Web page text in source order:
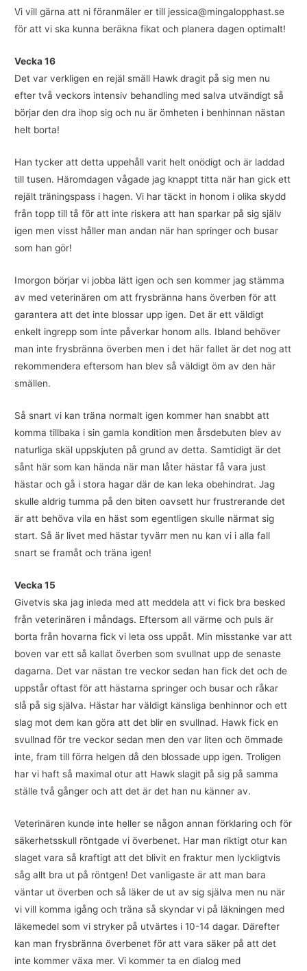
Vi vill gärna att ni föranmäler er till jessica@mingalopphast.se
för att vi ska kunna beräkna fikat och planera dagen optimalt!
Vecka 16
Det var verkligen en rejäl smäll Hawk dragit på sig men nu
efter två veckors intensiv behandling med salva utvändigt så
börjar den dra ihop sig och nu är ömheten i benhinnan nästan
helt borta!
Han tycker att detta uppehåll varit helt onödigt och är laddad
till tusen. Häromdagen vågade jag knappt titta när han gick ett
rejält träningspass i hagen. Vi har täckt in honom i olika skydd
från topp till tå för att inte riskera att han sparkar på sig själv
igen men visst håller man andan när han springer och busar
som han gör!
Imorgon börjar vi jobba lätt igen och sen kommer jag stämma
av med veterinären om att frysbränna hans överben för att
garantera att det inte blossar upp igen. Det är ett väldigt
enkelt ingrepp som inte påverkar honom alls. Ibland behöver
man inte frysbränna överben men i det här fallet är det nog att
rekommendera eftersom han blev så väldigt öm av den här
smällen.
Så snart vi kan träna normalt igen kommer han snabbt att
komma tillbaka i sin gamla kondition men årsdebuten blev av
naturliga skäl uppskjuten på grund av detta. Samtidigt är det
sånt här som kan hända när man låter hästar få vara just
hästar och gå i stora hagar där de kan leka obehindrat. Jag
skulle aldrig tumma på den biten oavsett hur frustrerande det
är att behöva vila en häst som egentligen skulle närmat sig
start. Så är livet med hästar tyvärr men nu kan vi i alla fall
snart se framåt och träna igen!
Vecka 15
Givetvis ska jag inleda med att meddela att vi fick bra besked
från veterinären i måndags. Eftersom all värme och puls är
borta från hovarna fick vi leta oss uppåt. Min misstanke var att
boven var ett så kallat överben som svullnat upp de senaste
dagarna. Det var nästan tre veckor sedan han fick det och de
uppstår oftast för att hästarna springer och busar och råkar
slå på sig själva. Hästar har väldigt känsliga benhinnor och ett
slag mot dem kan göra att det blir en svullnad. Hawk fick en
svullnad för tre veckor sedan men den var liten och ömmade
inte, fram till förra helgen då den blossade upp igen. Troligen
har vi haft så maximal otur att Hawk slagit på sig på samma
ställe två gånger och att det är det han nu känner av.
Veterinären kunde inte heller se någon annan förklaring och för
säkerhetsskull röntgade vi överbenet. Har man riktigt otur kan
slaget vara så kraftigt att det blivit en fraktur men lyckligtvis
såg allt bra ut på röntgen! Det vanligaste är att man bara
väntar ut överben och så läker de ut av sig själva men nu när
vi vill komma igång och träna så skyndar vi på läkningen med
läkemedel som vi stryker på utvärtes i 10-14 dagar. Därefter
kan man frysbränna överbenet för att vara säker på att det
inte kommer växa mer. Vi kommer ta en dialog med